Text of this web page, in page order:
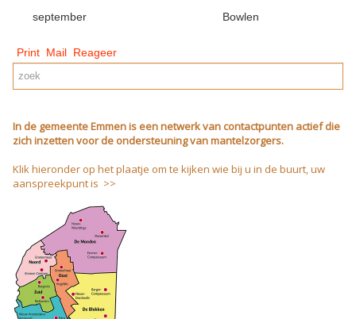
september
Bowlen
Print Mail Reageer
In de gemeente Emmen is een netwerk van contactpunten actief die
zich inzetten voor de ondersteuning van mantelzorgers.
Klik hieronder op het plaatje om te kijken wie bij u in de buurt, uw
aanspreekpunt is >>